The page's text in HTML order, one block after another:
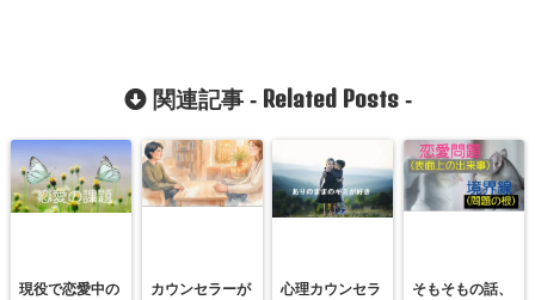
関連記事 - Related Posts-
現役で恋愛中の
カウンセラーが
心理カウンセラ
そもそもの話、